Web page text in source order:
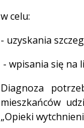
w celu:
- uzyskania
- wpisania się na
Diagnoza
mieszkańców
„Opieki